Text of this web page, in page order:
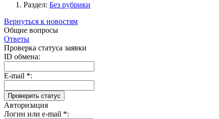
Раздел: Без рубрики
Вернуться к новостям
Общие вопросы
Ответы
Проверка статуса заявки
ID обмена:
E-mail *:
Авторизация
Логин или e-mail *: